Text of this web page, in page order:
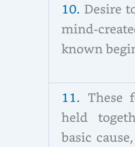
10. Desire
mind-
known
11. These
held
basic